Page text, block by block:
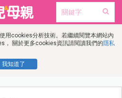
用cookies分析技術。若繼續閱覽本網站內
， 關於更多cookies資訊請閱讀我們的隱私
我知道了